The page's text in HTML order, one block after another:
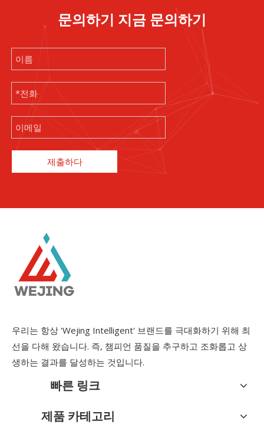
문의하기 지금 문의하기
제출하다
우리는 항상 'Wejing Intelligent' 브랜드를 극대화하기 위해 최
선을 다해 왔습니다. 즉, 챔피언 품질을 추구하고 조화롭고 상
생하는 결과를 달성하는 것입니다.
빠른 링크
제품 카테고리